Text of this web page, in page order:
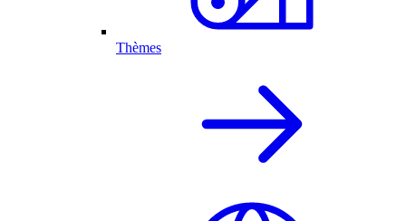
Thèmes